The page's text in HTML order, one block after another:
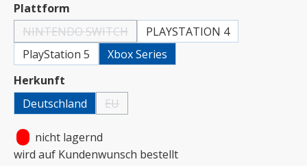
Plattform
NINTENDO SWITCH(Diese Option ist zurzeit nicht verfügbar.)
PLAYSTATION 4
PlayStation 5
Xbox Series
Herkunft
Deutschland
EU(Diese Option ist zurzeit nicht verfügbar.)
nicht lagernd
wird auf Kundenwunsch bestellt